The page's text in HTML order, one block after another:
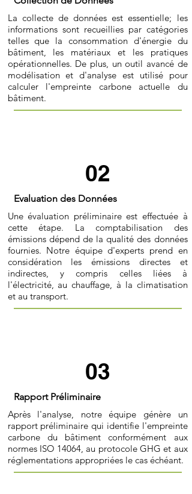
La collecte de données est essentielle; les
informations sont recueillies par catégories
telles que la consommation d'énergie du
bâtiment, les matériaux et les pratiques
opérationnelles. De plus, un outil avancé de
modélisation et d'analyse est utilisé pour
calculer l'empreinte carbone actuelle du
bâtiment.
02
Evaluation des Données
Une évaluation préliminaire est effectuée à
cette étape. La comptabilisation des
émissions dépend de la qualité des données
fournies. Notre équipe d'experts prend en
considération les émissions directes et
indirectes, y compris celles liées à
l'électricité, au chauffage, à la climatisation
et au transport.
03
Rapport Préliminaire
Après l'analyse, notre équipe génère un
rapport préliminaire qui identifie l'empreinte
carbone du bâtiment conformément aux
normes ISO 14064, au protocole GHG et aux
réglementations appropriées le cas échéant.